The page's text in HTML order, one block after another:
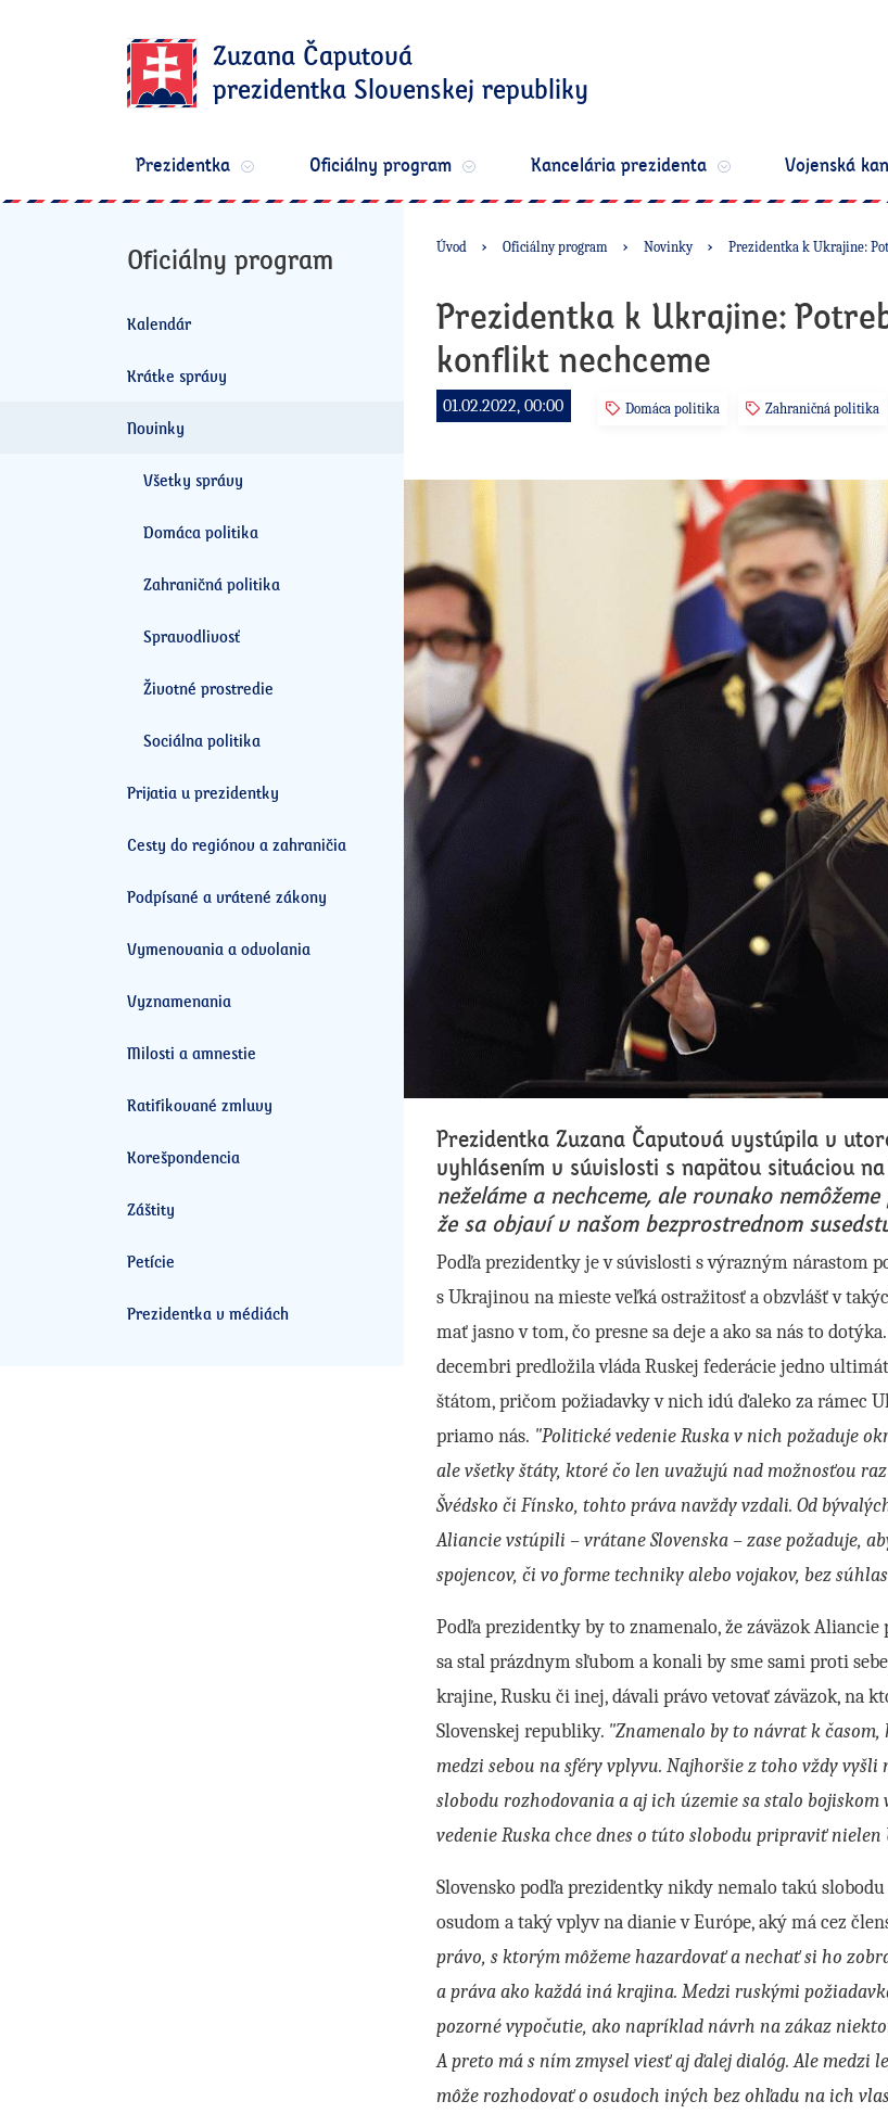
Zuzana Čaputová
prezidentka Slovenskej republiky
Prezidentka Oficiálny program Kancelária prezidenta Vojenská
Oficiálny program
Kalendár
Krátke správy
Novinky
Všetky správy
Domáca politika
Zahraničná politika
Spravodlivosť
Životné prostredie
Sociálna politika
Prijatia u prezidentky
Cesty do regiónov a zahraničia
Podpísané a vrátené zákony
Vymenovania a odvolania
Vyznamenania
Milosti a amnestie
Ratifikované zmluvy
Korešpondencia
Záštity
Petície
Prezidentka v médiách
Úvod Oficiálny program Novinky Prezidentka k Ukrajine:
Prezidentka k Ukrajine:
konflikt nechceme
01.02.2022, 00:00 Domáca politika Zahraničná politika
Prezidentka Zuzana Čaputová vystúpila v
vyhlásením v súvislosti s napätou situáciou
neželáme a nechceme, ale rovnako
že sa objaví v našom bezprostrednom
Podľa prezidentky je v súvislosti s výrazným nárastom
s Ukrajinou na mieste veľká ostražitosť a obzvlášť v
mať jasno v tom, čo presne sa deje a ako sa nás to
decembri predložila vláda Ruskej federácie jedno
štátom, pričom požiadavky v nich idú ďaleko za rámec
priamo nás. "Politické vedenie Ruska v nich požaduje
ale všetky štáty, ktoré čo len uvažujú nad možnosťou
Švédsko či Fínsko, tohto práva navždy vzdali. Od
Aliancie vstúpili – vrátane Slovenska – zase požaduje,
spojencov, či vo forme techniky alebo vojakov, bez
Podľa prezidentky by to znamenalo, že záväzok
sa stal prázdnym sľubom a konali by sme sami proti
krajine, Rusku či inej, dávali právo vetovať záväzok, na
Slovenskej republiky. "Znamenalo by to návrat k
medzi sebou na sféry vplyvu. Najhoršie z toho vždy
slobodu rozhodovania a aj ich územie sa stalo
vedenie Ruska chce dnes o túto slobodu pripraviť
Slovensko podľa prezidentky nikdy nemalo takú
osudom a taký vplyv na dianie v Európe, aký má cez
právo, s ktorým môžeme hazardovať a nechať si ho
a práva ako každá iná krajina. Medzi ruskými
pozorné vypočutie, ako napríklad návrh na zákaz
A preto má s ním zmysel viesť aj ďalej dialóg. Ale medzi
môže rozhodovať o osudoch iných bez ohľadu na ich